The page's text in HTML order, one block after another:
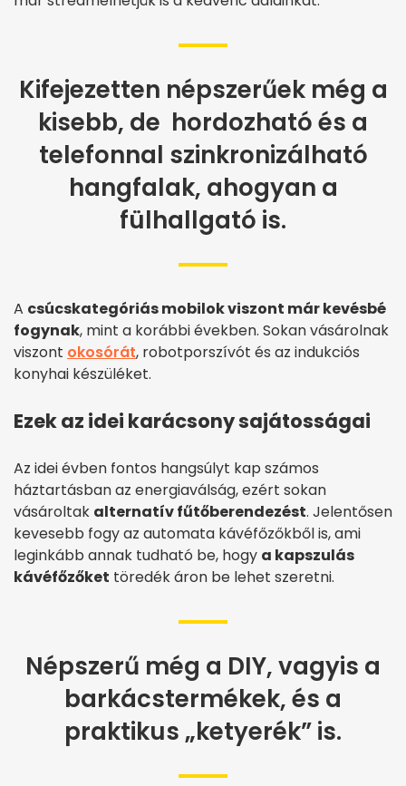
Kifejezetten népszerűek még a
kisebb, de hordozható és a
telefonnal szinkronizálható
hangfalak, ahogyan a
fülhallgató is.
A csúcskategóriás mobilok viszont már kevésbé
fogynak, mint a korábbi években. Sokan vásárolnak
viszont okosórát, robotporszívót és az indukciós
konyhai készüléket.
Ezek az idei karácsony sajátosságai
Az idei évben fontos hangsúlyt kap számos
háztartásban az energiaválság, ezért sokan
vásároltak alternatív fűtőberendezést. Jelentősen
kevesebb fogy az automata kávéfőzőkből is, ami
leginkább annak tudható be, hogy a kapszulás
kávéfőzőket töredék áron be lehet szeretni.
Népszerű még a DIY, vagyis a
barkácstermékek, és a
praktikus „ketyerék” is.